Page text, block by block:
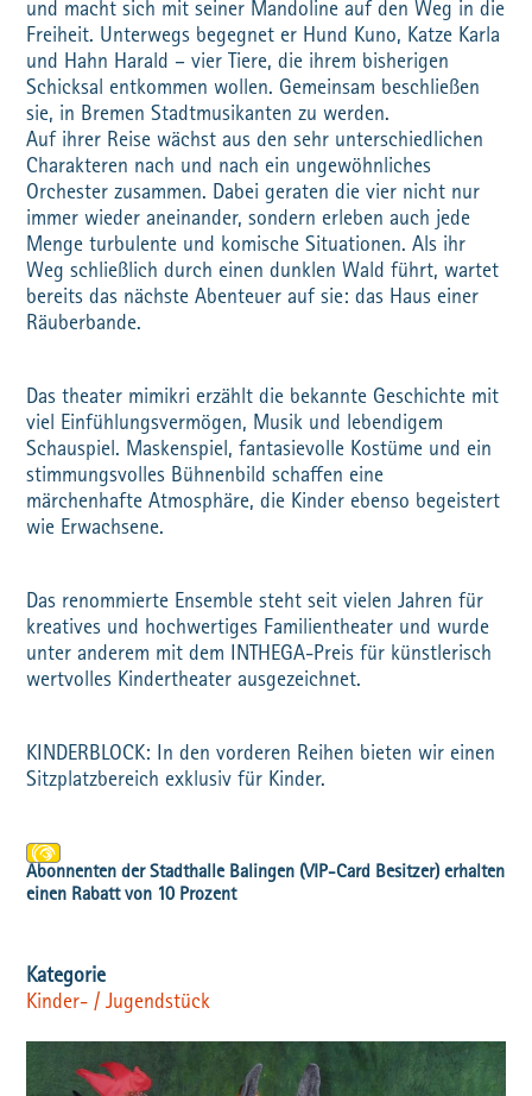
und macht sich mit seiner Mandoline auf den Weg in die
Freiheit. Unterwegs begegnet er Hund Kuno, Katze Karla
und Hahn Harald – vier Tiere, die ihrem bisherigen
Schicksal entkommen wollen. Gemeinsam beschließen
sie, in Bremen Stadtmusikanten zu werden.
Auf ihrer Reise wächst aus den sehr unterschiedlichen
Charakteren nach und nach ein ungewöhnliches
Orchester zusammen. Dabei geraten die vier nicht nur
immer wieder aneinander, sondern erleben auch jede
Menge turbulente und komische Situationen. Als ihr
Weg schließlich durch einen dunklen Wald führt, wartet
bereits das nächste Abenteuer auf sie: das Haus einer
Räuberbande.
Das theater mimikri erzählt die bekannte Geschichte mit
viel Einfühlungsvermögen, Musik und lebendigem
Schauspiel. Maskenspiel, fantasievolle Kostüme und ein
stimmungsvolles Bühnenbild schaffen eine
märchenhafte Atmosphäre, die Kinder ebenso begeistert
wie Erwachsene.
Das renommierte Ensemble steht seit vielen Jahren für
kreatives und hochwertiges Familientheater und wurde
unter anderem mit dem INTHEGA-Preis für künstlerisch
wertvolles Kindertheater ausgezeichnet.
KINDERBLOCK: In den vorderen Reihen bieten wir einen
Sitzplatzbereich exklusiv für Kinder.
Kinder- / Jugendstück